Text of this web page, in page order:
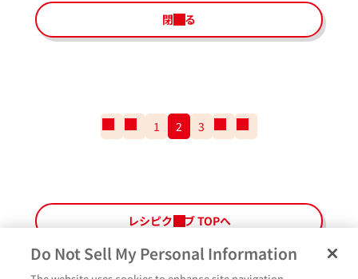
閉じる
番
ペ
ー
の
1 2 3
の
番
ペ
ー
レシピクラブ TOPへ
Do Not Sell My Personal Information